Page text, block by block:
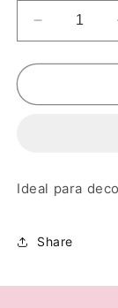
Reducir
cantidad
para
MÁGICO
Ideal para
Share